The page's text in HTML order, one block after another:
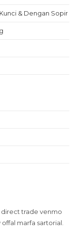
& Dengan Sopir
trade venmo
marfa sartorial.